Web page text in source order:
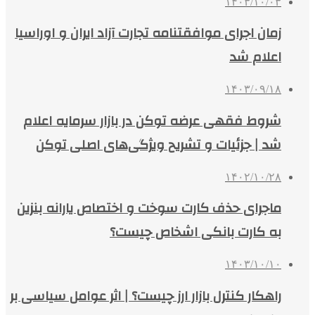
زمان اجرای موافقتنامه تجارت آزاد ایران و اوراسیا
اعلام شد
۱۴۰۳/۰۹/۱۸
شروط فقهی عرضه توکن در بازار سرمایه اعلام
شد | جزئیات و تشریح ویژگی‌های اصلی توکن
۱۴۰۲/۱۰/۲۸
ماجرای حذف کارت سوخت و اختصاص یارانه بنزین
به کارت بانکی اشخاص چیست؟
۱۴۰۳/۱۰/۱۰
راهکار کنترل بازار ارز چیست؟ | اثر عوامل سیاسی بر